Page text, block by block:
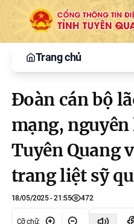
Trang chủ
Đoàn cán bộ
mạng,
Tuyên Quang
trang liệt sỹ
18/05/2025 - 21:55 472
Cỡ chữ: